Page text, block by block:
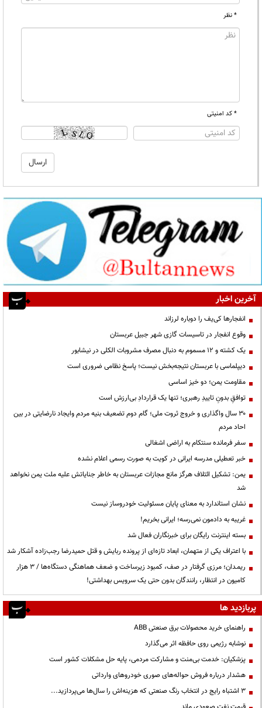
* نظر
* کد امنیتی
آخرین اخبار
انفجارها کی‌یف را دوباره لرزاند
وقوع انفجار در تاسیسات گازی شهر جبیل عربستان
یک کشته و ۱۲ مسموم به دنبال مصرف مشروبات الکلی در نیشابور
دیپلماسی با عربستان نتیجه‌بخش نیست؛ پاسخ نظامی ضروری است
مقاومت یمن؛ دو خیز اساسی
توافقِ بدونِ تاییدِ رهبری؛ تنها یک قراردادِ بی‌ارزش است
۳۰ سال واگذاری و خروج ثروت ملی؛ گام دوم تضعیف بنیه مردم وایجاد نارضایتی در بین
احاد مردم
سفر فرمانده سنتکام به اراضی اشغالی
خبر تعطیلی مدرسه ایرانی در کویت به صورت رسمی اعلام نشده
یمن: تشکیل ائتلاف هرگز مانع مجازات عربستان به خاطر جنایاتش علیه ملت یمن نخواهد
شد
نشان استاندارد به معنای پایان مسئولیت خودروساز نیست
غریبه به دادمون نمی‌رسه؛ ایرانی بخریم!
بسته اینترنت رایگان برای خبرنگاران فعال شد
با اعتراف یکی از متهمان، ابعاد تازه‌ای از پرونده ربایش و قتل حمیدرضا رجب‌زاده آشکار شد
ریمـدان؛ مرزی گرفتار در صف، کمبود زیرساخت و ضعف هماهنگی دستگاه‌ها / ۳ هزار
کامیون در انتظار، رانندگان بدون حتی یک سرویس بهداشتی!
پربازدید ها
راهنمای خرید محصولات برق صنعتی ABB
نوشابه رژیمی روی حافظه اثر می‌گذارد
پزشکیان: خدمت بی‌منت و مشارکت مردمی، پایه حل مشکلات کشور است
هشدار درباره فروش حواله‌های صوری خودروهای وارداتی
3 اشتباه رایج در انتخاب رنگ صنعتی که هزینه‌اش را سال‌ها می‌پردازید...